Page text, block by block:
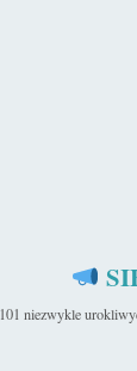
101 niezwykle